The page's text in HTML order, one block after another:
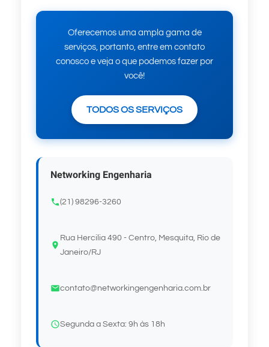
Oferecemos uma ampla gama de
serviços, portanto, entre em contato
conosco e veja o que podemos fazer por
você!
TODOS OS SERVIÇOS
Networking Engenharia
(21) 98296-3260
Rua Hercilia 490 - Centro, Mesquita, Rio de
Janeiro/RJ
contato@networkingengenharia.com.br
Segunda a Sexta: 9h às 18h